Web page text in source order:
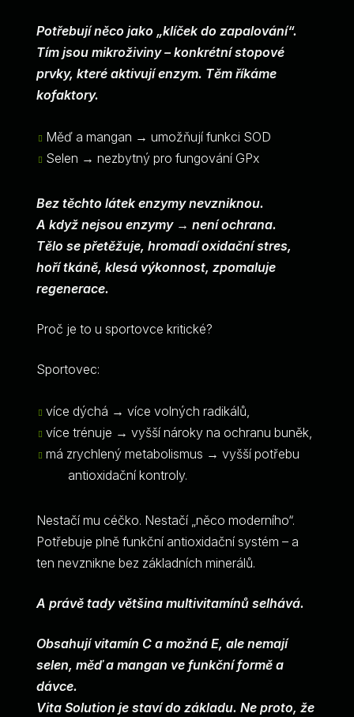
Potřebují něco jako „klíček do zapalování“.
Tím jsou mikroživiny – konkrétní stopové
prvky, které aktivují enzym. Těm říkáme
kofaktory.
Měď a mangan → umožňují funkci SOD
Selen → nezbytný pro fungování GPx
Bez těchto látek enzymy nevzniknou.
A když nejsou enzymy → není ochrana.
Tělo se přetěžuje, hromadí oxidační stres,
hoří tkáně, klesá výkonnost, zpomaluje
regenerace.
Proč je to u sportovce kritické?
Sportovec:
více dýchá → více volných radikálů,
více trénuje → vyšší nároky na ochranu buněk,
má zrychlený metabolismus → vyšší potřebu
antioxidační kontroly.
Nestačí mu céčko. Nestačí „něco moderního“.
Potřebuje plně funkční antioxidační systém – a
ten nevznikne bez základních minerálů.
A právě tady většina multivitamínů selhává.
Obsahují vitamín C a možná E, ale nemají
selen, měď a mangan ve funkční formě a
dávce.
Vita Solution je staví do základu. Ne proto, že